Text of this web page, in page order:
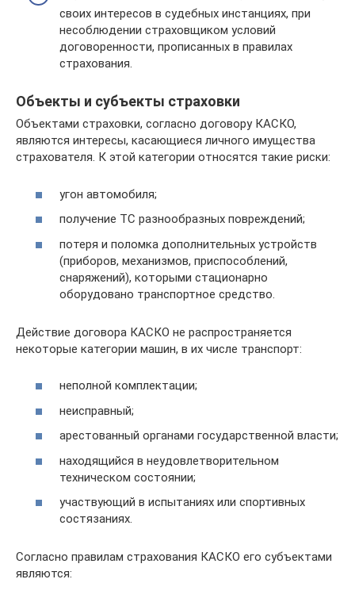
своих интересов в судебных инстанциях, при
несоблюдении страховщиком условий
договоренности, прописанных в правилах
страхования.
Объекты и субъекты страховки
Объектами страховки, согласно договору КАСКО,
являются интересы, касающиеся личного имущества
страхователя. К этой категории относятся такие риски:
угон автомобиля;
получение ТС разнообразных повреждений;
потеря и поломка дополнительных устройств
(приборов, механизмов, приспособлений,
снаряжений), которыми стационарно
оборудовано транспортное средство.
Действие договора КАСКО не распространяется
некоторые категории машин, в их числе транспорт:
неполной комплектации;
неисправный;
арестованный органами государственной власти;
находящийся в неудовлетворительном
техническом состоянии;
участвующий в испытаниях или спортивных
состязаниях.
Согласно правилам страхования КАСКО его субъектами
являются: